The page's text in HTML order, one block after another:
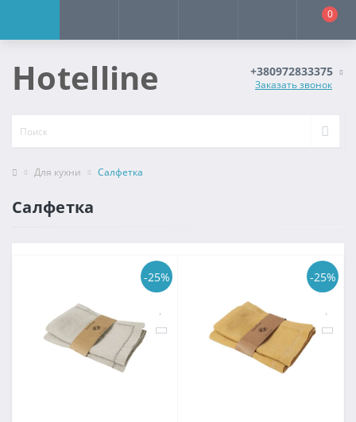
0
Hotelline +380972833375
Заказать звонок
Для кухни Салфетка
Салфетка
-25% -25%